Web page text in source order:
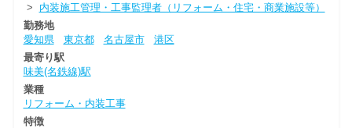
> 内装施工管理・工事監理者（リフォーム・住宅・商業施設等）
勤務地
愛知県
東京都 名古屋市
港区
最寄り駅
味美(名鉄線)駅
業種
リフォーム・内装工事
特徴